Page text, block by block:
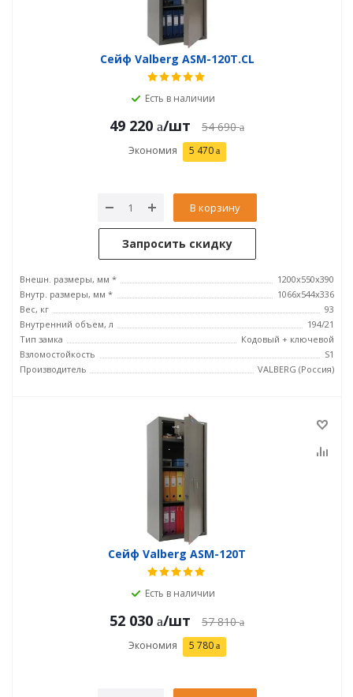
Сейф Valberg ASM-120Т.CL
Есть в наличии
49 220 /шт 54 690
Экономия 5 470
В корзину
Запросить скидку
Внешн. размеры, мм *
1200x550x390
Внутр. размеры, мм *
1066х544х336
Вес, кг
93
Внутренний объем, л
194/21
Тип замка
Кодовый + ключевой
Взломостойкость
S1
Производитель
VALBERG (Россия)
Сейф Valberg ASM-120Т
Есть в наличии
52 030 /шт 57 810
Экономия 5 780